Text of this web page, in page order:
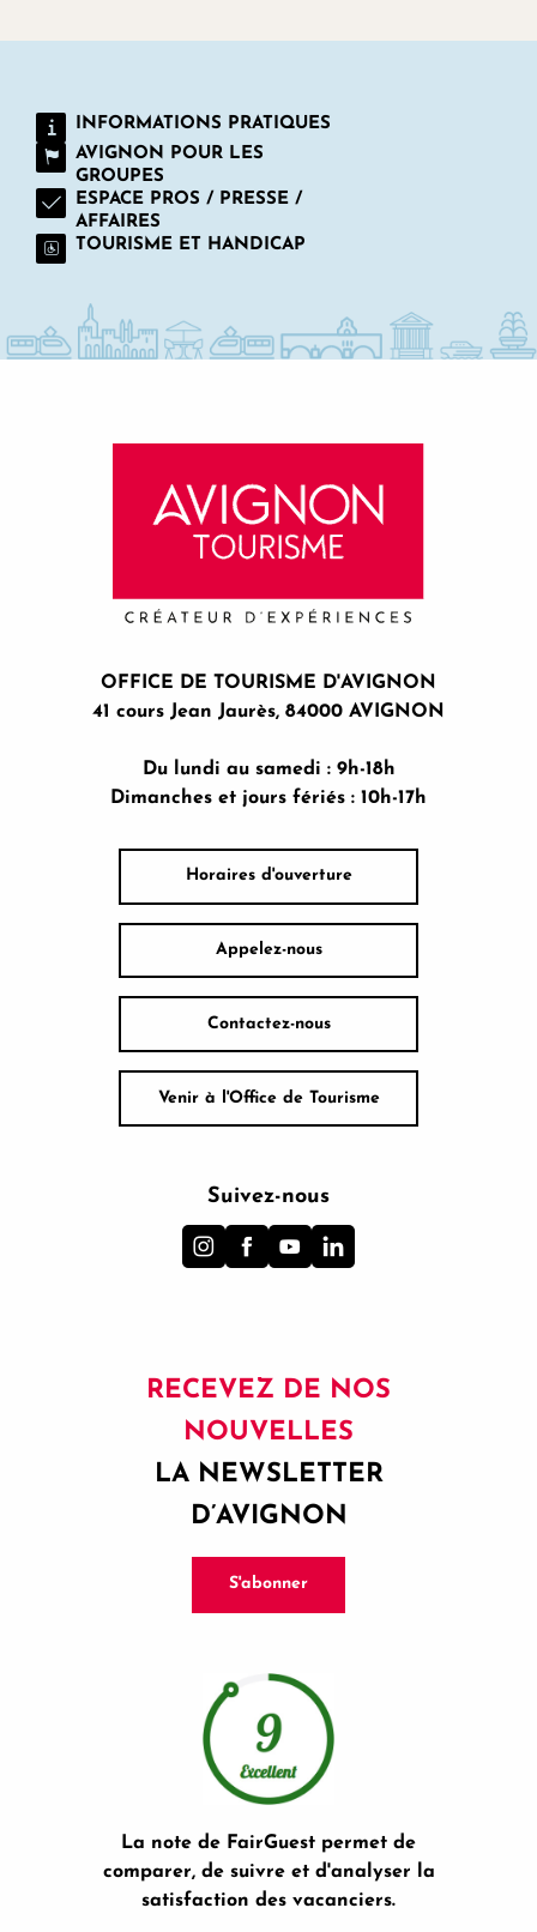
INFORMATIONS PRATIQUES
AVIGNON POUR LES
GROUPES
ESPACE PROS / PRESSE /
AFFAIRES
TOURISME ET HANDICAP
OFFICE DE TOURISME D'AVIGNON
41 cours Jean Jaurès, 84000 AVIGNON
Du lundi au samedi : 9h-18h
Dimanches et jours fériés : 10h-17h
Horaires d'ouverture
Appelez-nous
Contactez-nous
Venir à l'Office de Tourisme
Suivez-nous
RECEVEZ DE NOS
NOUVELLES
LA NEWSLETTER
D’AVIGNON
S'abonner
La note de FairGuest permet de
comparer, de suivre et d'analyser la
satisfaction des vacanciers.